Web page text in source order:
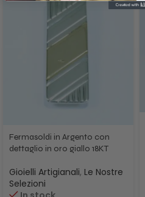
Fermasoldi in Argento con
dettaglio in oro giallo 18KT
Gioielli Artigianali, Le Nostre
Selezioni